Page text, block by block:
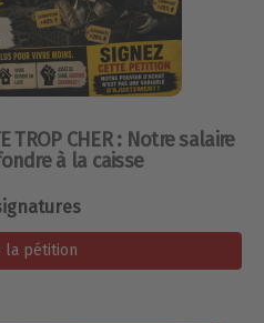
TROP CHER : Notre salaire
à la caisse
la pétition